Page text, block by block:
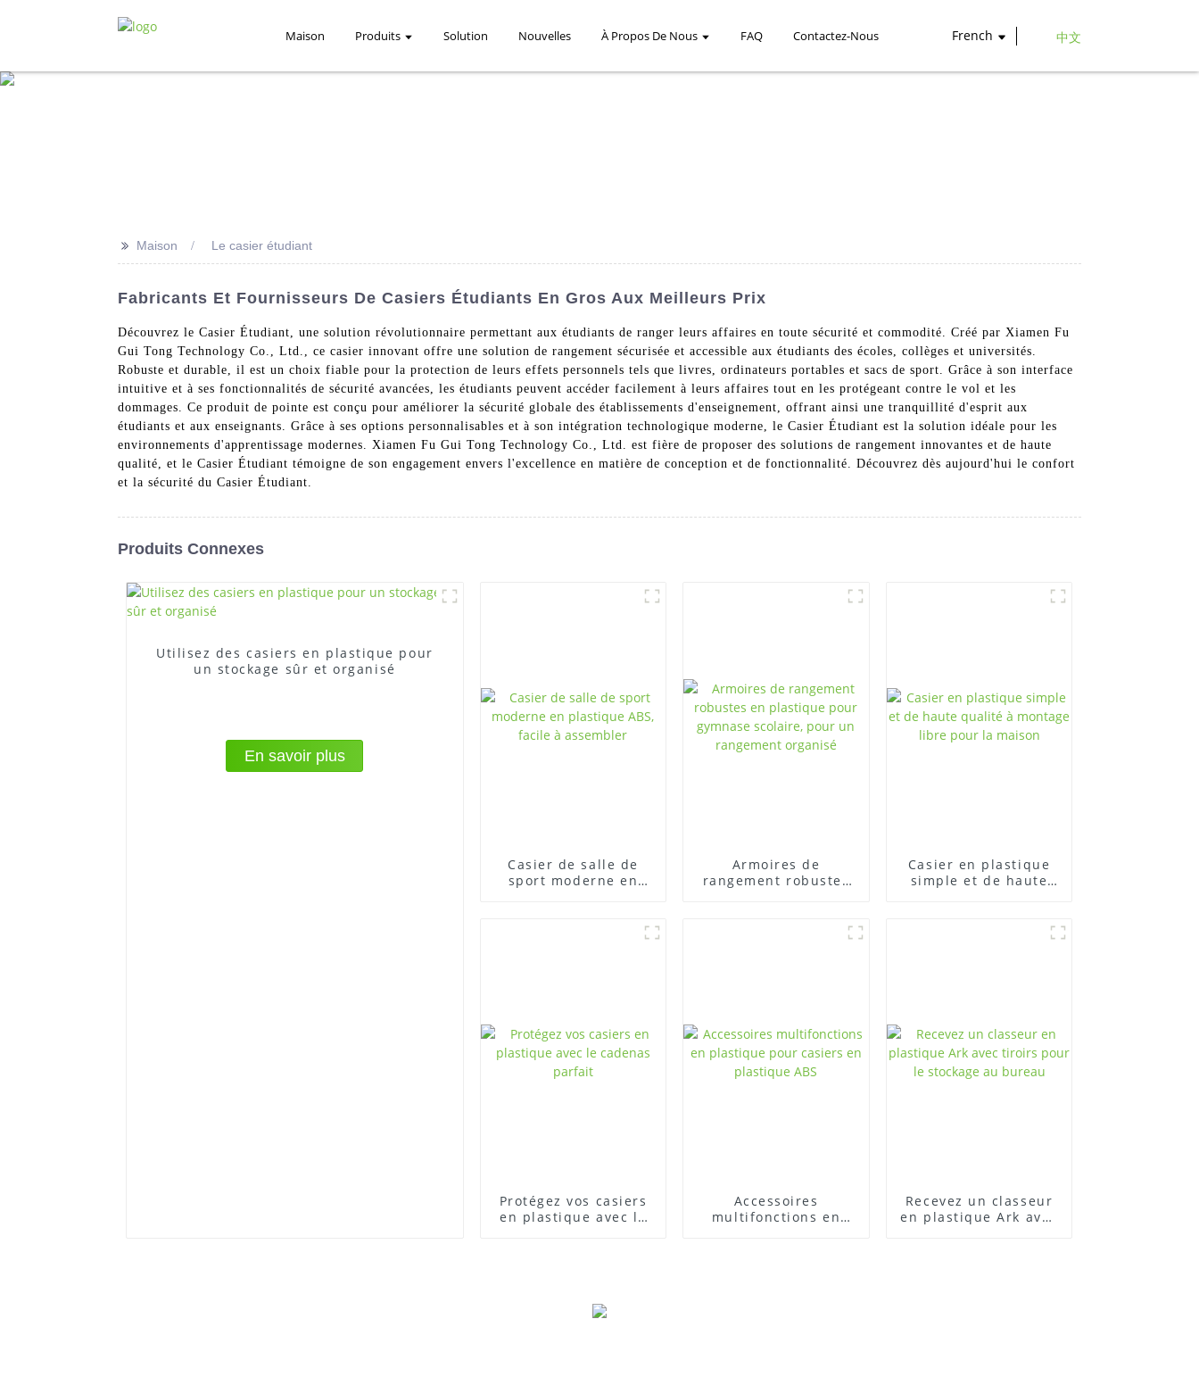
Maison Produits Solution Nouvelles À Propos De Nous FAQ Contactez-Nous French 中文
>> Maison Le casier étudiant
Fabricants Et Fournisseurs De Casiers Étudiants En Gros Aux Meilleurs Prix
Découvrez le Casier Étudiant, une solution révolutionnaire permettant aux étudiants de ranger leurs affaires en toute sécurité et commodité. Créé par Xiamen Fu
Gui Tong Technology Co., Ltd., ce casier innovant offre une solution de rangement sécurisée et accessible aux étudiants des écoles, collèges et universités.
Robuste et durable, il est un choix fiable pour la protection de leurs effets personnels tels que livres, ordinateurs portables et sacs de sport. Grâce à son interface
intuitive et à ses fonctionnalités de sécurité avancées, les étudiants peuvent accéder facilement à leurs affaires tout en les protégeant contre le vol et les
dommages. Ce produit de pointe est conçu pour améliorer la sécurité globale des établissements d'enseignement, offrant ainsi une tranquillité d'esprit aux
étudiants et aux enseignants. Grâce à ses options personnalisables et à son intégration technologique moderne, le Casier Étudiant est la solution idéale pour les
environnements d'apprentissage modernes. Xiamen Fu Gui Tong Technology Co., Ltd. est fière de proposer des solutions de rangement innovantes et de haute
qualité, et le Casier Étudiant témoigne de son engagement envers l'excellence en matière de conception et de fonctionnalité. Découvrez dès aujourd'hui le confort
et la sécurité du Casier Étudiant.
Produits Connexes
Utilisez des casiers en plastique pour
un stockage sûr et organisé
En savoir plus
Casier de salle de
sport moderne en
Armoires de
rangement robustes
Casier en plastique
simple et de haute
Protégez vos casiers
en plastique avec le
Accessoires
multifonctions en
Recevez un classeur
en plastique Ark avec